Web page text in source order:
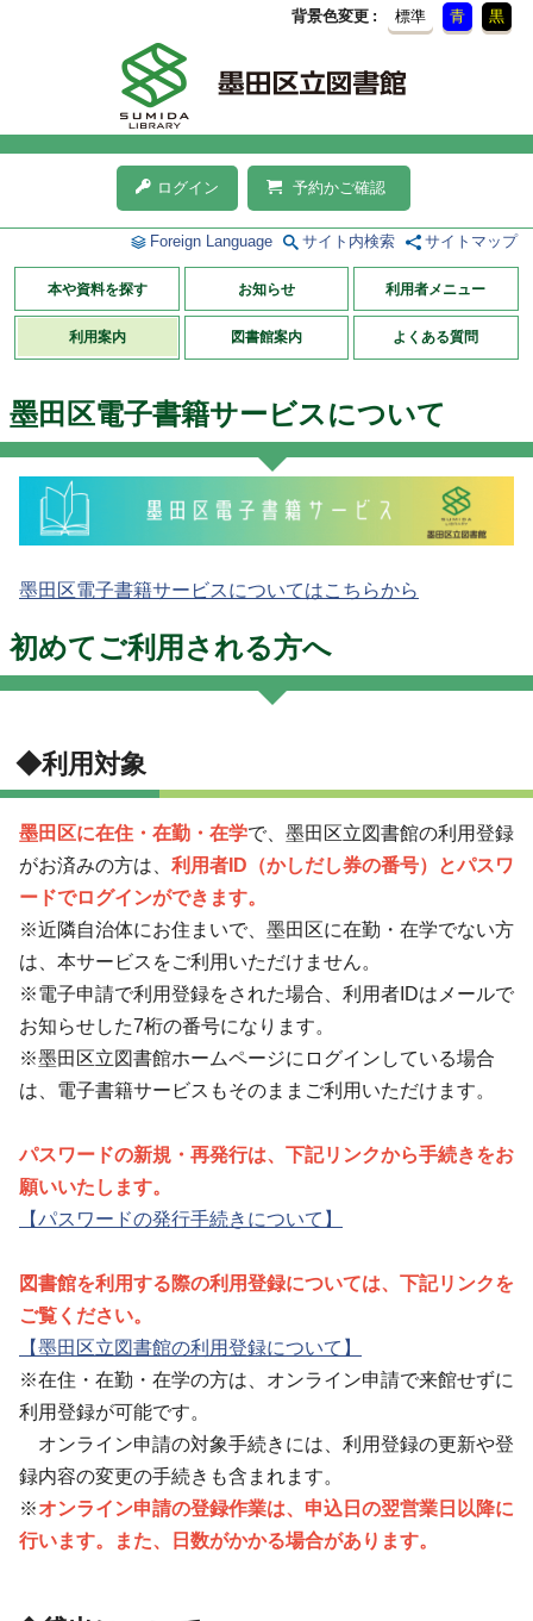
背景色変更 標準 青 黒
ログイン 予約かご確認
Foreign Language サイト内検索 サイトマップ
本や資料を探す お知らせ 利用者メニュー
利用案内 図書館案内 よくある質問
墨田区電子書籍サービスについて
墨田区電子書籍サービスについてはこちらから
初めてご利用される方へ
◆利用対象
墨田区に在住・在勤・在学で、墨田区立図書館の利用登録
がお済みの方は、 利用者ID（かしだし券の番号）とパスワ
ードでログインができます。
※近隣自治体にお住まいで、墨田区に在勤・在学でない方
は、本サービスをご利用いただけません。
※電子申請で利用登録をされた場合、利用者IDはメールで
お知らせした7桁の番号になります。
※墨田区立図書館ホームページにログインしている場合
は、電子書籍サービスもそのままご利用いただけます。
パスワードの新規・再発行は、下記リンクから手続きをお
願いいたします。
【パスワードの発行手続きについて】
図書館を利用する際の利用登録については、下記リンクを
ご覧ください。
【墨田区立図書館の利用登録について】
※在住・在勤・在学の方は、オンライン申請で来館せずに
利用登録が可能です。
オンライン申請の対象手続きには、利用登録の更新や登
録内容の変更の手続きも含まれます。
※オンライン申請の登録作業は、申込日の翌営業日以降に
行います。また、日数がかかる場合があります。